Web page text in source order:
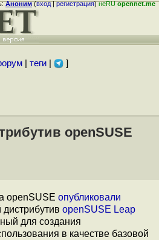
Аноним(вход|регистрация)неRUopennet.me
| теги| ]
openSUSE
openSUSE опубликовали
openSUSE Leap
для создания
в качестве базовой